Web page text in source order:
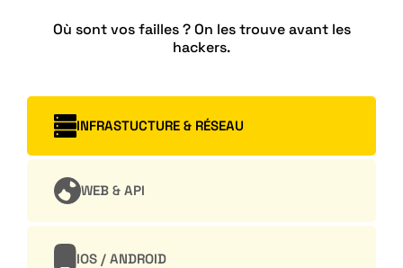
Où sont vos failles ? On les trouve avant les
hackers.
INFRASTUCTURE & RÉSEAU
WEB & API
IOS / ANDROID